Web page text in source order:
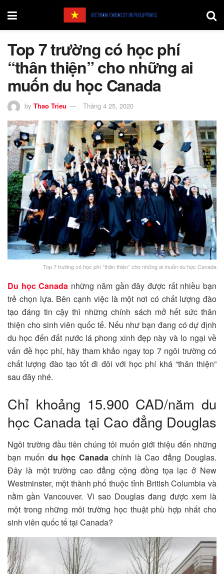
Top 7 trường có học phí
“thân thiện” cho những ai
muốn du học Canada
by Thao Trieu Tháng 4 25, 2020
Top 7 trường có học phí “thân thiện” cho những ai muốn du học Canada
Du học Canada những năm gần đây được rất nhiều bạn
trẻ chọn lựa. Bên cạnh việc là một nơi có chất lượng đào
tạo đáng tin cậy thì những chính sách mở hết sức thân
thiện cho sinh viên quốc tế. Nếu như bạn đang có dự định
du học đến đất nước lá phong xinh đẹp này và lo ngại về
vấn đề học phí, hãy tham khảo ngay top 7 ngôi trường có
chất lượng đào tạo tốt đi đôi với học phí khá “thân thiện”
sau đây nhé.
Chỉ khoảng 15.900 CAD/năm du
học Canada tại Cao đẳng Douglas
Ngôi trường đầu tiên chúng tôi muốn giới thiệu đến những
bạn muốn du học Canada chính là Cao đẳng Douglas.
Đây là một trường cao đẳng cộng đồng tọa lạc ở New
Westminster, một thành phố thuộc tỉnh British Columbia và
nằm gần Vancouver. Vì sao Douglas đang được xem là
một trong những môi trường học thuật phù hợp nhất cho
sinh viên quốc tế tại Canada?